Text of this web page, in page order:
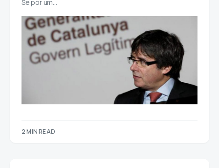
Se por um…
2 MIN READ